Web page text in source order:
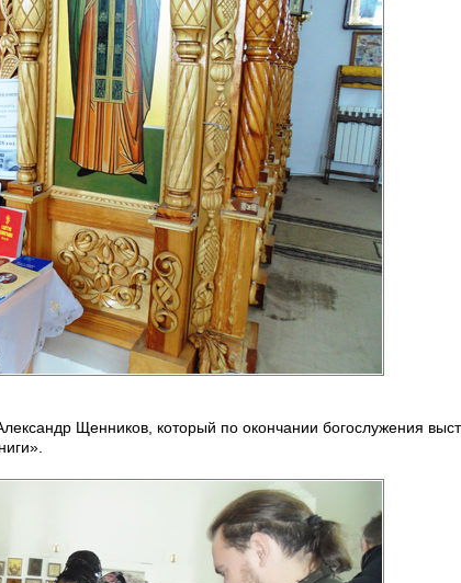
Щенников, который по окончании богослужения